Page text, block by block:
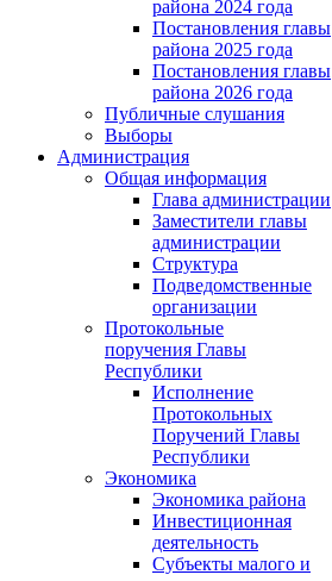
района 2024 года
Постановления главы
района 2025 года
Постановления главы
района 2026 года
Публичные слушания
Выборы
Администрация
Общая информация
Глава администрации
Заместители главы
администрации
Структура
Подведомственные
организации
Протокольные
поручения Главы
Республики
Исполнение
Протокольных
Поручений Главы
Республики
Экономика
Экономика района
Инвестиционная
деятельность
Субъекты малого и